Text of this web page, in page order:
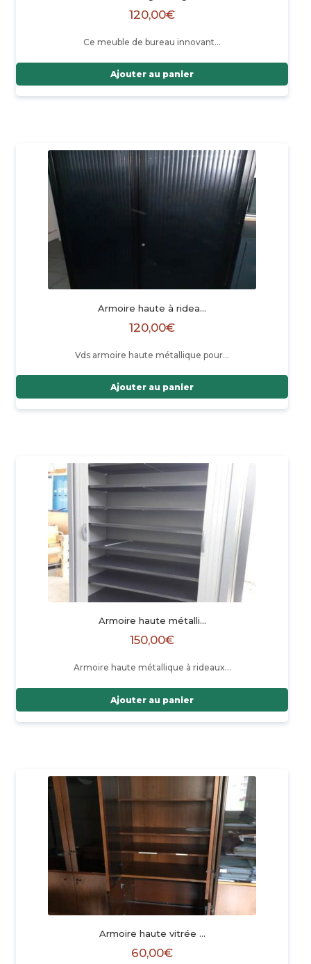
120,00€
Ce meuble de bureau innovant…
Ajouter au panier
Armoire haute à ridea…
120,00€
Vds armoire haute métallique pour…
Ajouter au panier
Armoire haute métalli…
150,00€
Armoire haute métallique à rideaux…
Ajouter au panier
Armoire haute vitrée …
60,00€